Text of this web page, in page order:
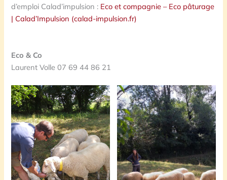
d’emploi Calad’impulsion : Eco et compagnie – Eco pâturage
| Calad’Impulsion (calad-impulsion.fr)
Eco & Co
Laurent Volle 07 69 44 86 21